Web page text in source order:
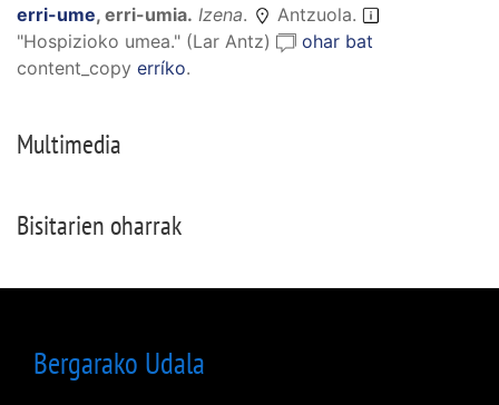
erri-ume, erri-umia. Izena.
Antzuola.
"Hospizioko umea." (Lar Antz)
ohar bat
content_copy erríko.
Multimedia
Bisitarien oharrak
Bergarako Udala